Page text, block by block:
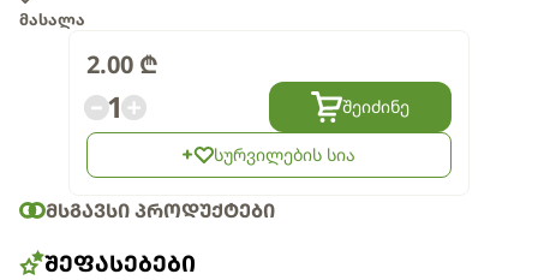
მასალა
2.00 ₾
1 შეიძინე
სურვილების სია
ᲛᲡᲒᲐᲕᲡᲘ ᲞᲠᲝᲓᲣᲥᲢᲔᲑᲘ
ᲨᲔᲤᲐᲡᲔᲑᲔᲑᲘ